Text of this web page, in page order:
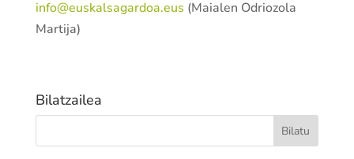
info@euskalsagardoa.eus (Maialen Odriozola
Martija)
Bilatzailea